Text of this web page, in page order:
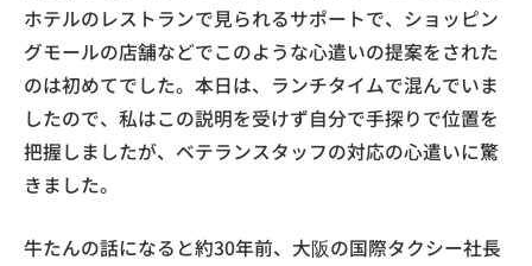
ホテルのレストランで見られるサポートで、ショッピン
グモールの店舗などでこのような心遣いの提案をされた
のは初めてでした。本日は、ランチタイムで混んでいま
したので、私はこの説明を受けず自分で手探りで位置を
把握しましたが、ベテランスタッフの対応の心遣いに驚
きました。
牛たんの話になると約30年前、大阪の国際タクシー社長